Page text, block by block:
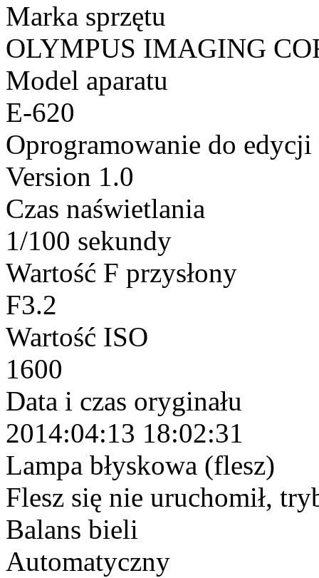
Marka sprzętu
OLYMPUS IMAGING
Model aparatu
E-620
Oprogramowanie do edycji
Version 1.0
Czas naświetlania
1/100 sekundy
Wartość F przysłony
F3.2
Wartość ISO
1600
Data i czas oryginału
2014:04:13 18:02:31
Lampa błyskowa (flesz)
Flesz się nie uruchomił,
Balans bieli
Automatyczny